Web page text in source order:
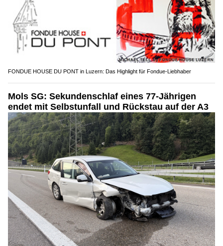
Weiterlesen
Ristorante Marcellino in Zürich lädt zum Geniessen auf der Terrasse ein
BEO Funpark und Woodstock in Bösingen FR – Familienausflug nahe Bern
ABS Abschleppdienst Zürich: Abschleppdienst für Auto und Motorrad